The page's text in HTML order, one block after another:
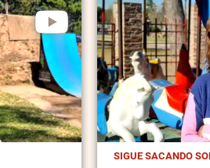
SIGUE SACANDO